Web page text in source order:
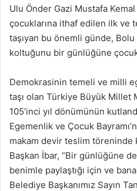
Ulu Önder Gazi Mustafa
çocuklarına ithaf edilen ilk ve
taşıyan bu önemli günde,
koltuğunu bir günlüğüne
Demokrasinin temeli ve milli
taşı olan Türkiye Büyük Millet
105’inci yıl dönümünün
Egemenlik ve Çocuk
makam devir teslim töreninde
Başkan İbar, “Bir günlüğüne
benimle paylaştığı için ve
Belediye Başkanımız Sayın